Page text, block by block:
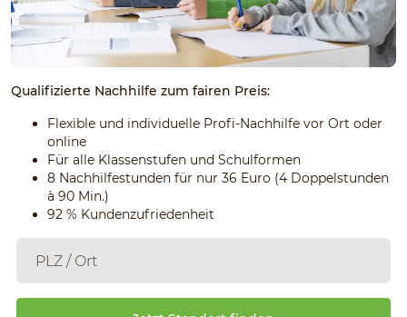
Qualifizierte Nachhilfe zum fairen Preis:
Flexible und individuelle Profi-Nachhilfe vor Ort oder
online
Für alle Klassenstufen und Schulformen
8 Nachhilfestunden für nur 36 Euro (4 Doppelstunden
à 90 Min.)
92 % Kundenzufriedenheit